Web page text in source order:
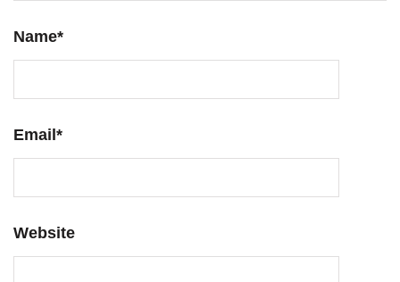
Name*
Email*
Website